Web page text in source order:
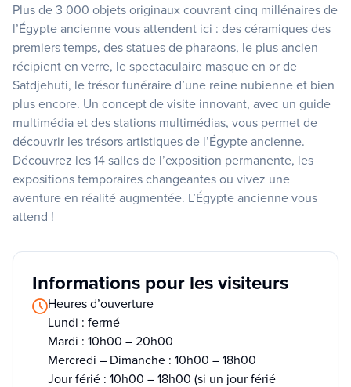
Plus de 3 000 objets originaux couvrant cinq millénaires de
l’Égypte ancienne vous attendent ici : des céramiques des
premiers temps, des statues de pharaons, le plus ancien
récipient en verre, le spectaculaire masque en or de
Satdjehuti, le trésor funéraire d’une reine nubienne et bien
plus encore. Un concept de visite innovant, avec un guide
multimédia et des stations multimédias, vous permet de
découvrir les trésors artistiques de l’Égypte ancienne.
Découvrez les 14 salles de l’exposition permanente, les
expositions temporaires changeantes ou vivez une
aventure en réalité augmentée. L’Égypte ancienne vous
attend !
Informations pour les visiteurs
Heures d’ouverture
Lundi : fermé
Mardi : 10h00 – 20h00
Mercredi – Dimanche : 10h00 – 18h00
Jour férié : 10h00 – 18h00 (si un jour férié